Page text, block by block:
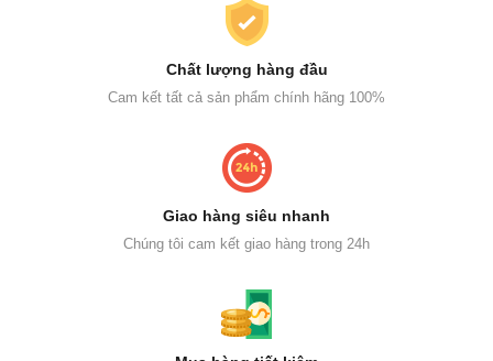
Chất lượng hàng đầu
Cam kết tất cả sản phẩm chính hãng 100%
Giao hàng siêu nhanh
Chúng tôi cam kết giao hàng trong 24h